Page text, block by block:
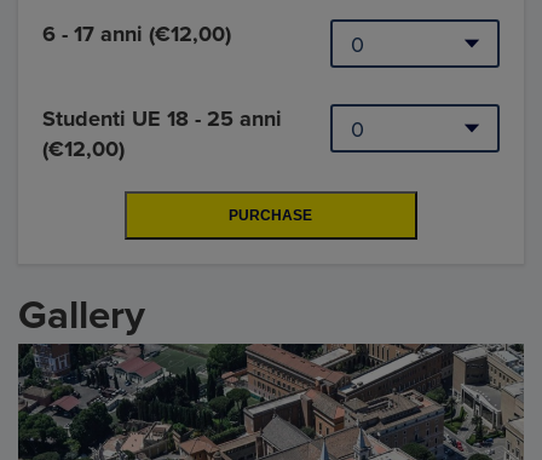
6 - 17 anni (€12,00)
Studenti UE 18 - 25 anni
(€12,00)
Gallery